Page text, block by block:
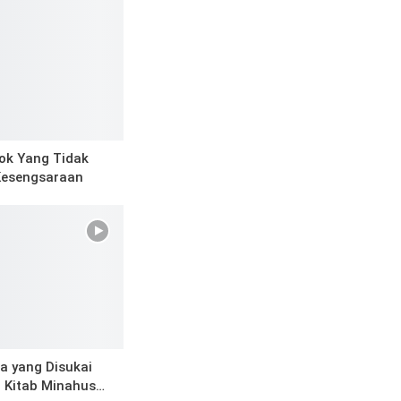
Yang Tidak
yang Disukai
Kitab Minahus…